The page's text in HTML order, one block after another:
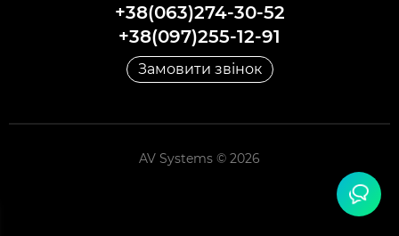
+38(063)274-30-52
+38(097)255-12-91
Замовити звінок
AV Systems © 2026